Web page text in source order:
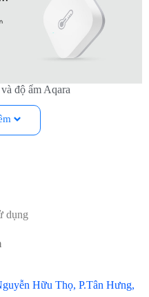
độ ẩm Aqara
độ và độ ẩm Aqara
xác:
độ chính xác:
(iOS 10.3 trở lên)
dụng
Hữu Thọ, P.Tân Hưng,